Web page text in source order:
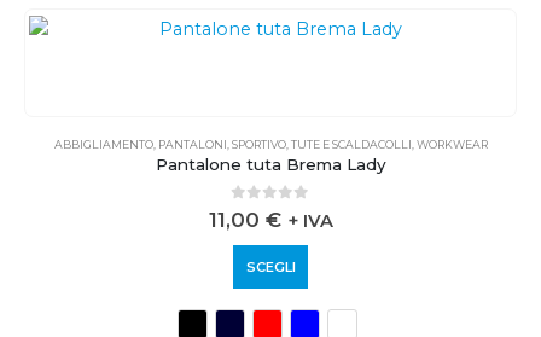
ABBIGLIAMENTO, PANTALONI SPORTIVO, TUTE E SCALDACOLLI WORKWEAR
Pantalone tuta Brema Lady
0 out of 5
11,00 € + IVA
SCEGLI